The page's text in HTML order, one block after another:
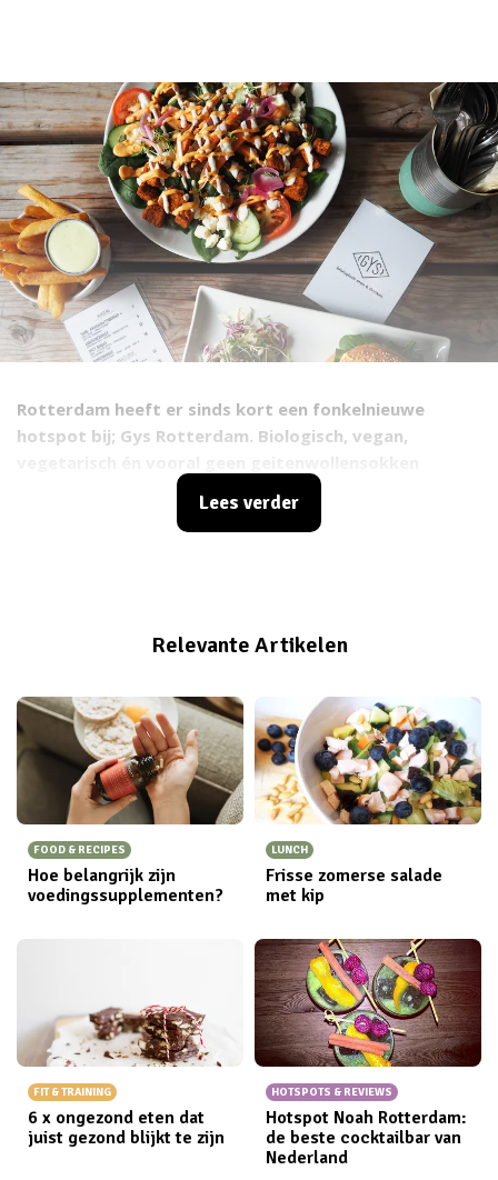
Rotterdam heeft er sinds kort een fonkelnieuwe
hotspot bij; Gys Rotterdam. Biologisch, vegan,
Sounds good, right
? Hoog tijd voor een bezoek
vond ik zo en dus schoven Shelley en ik op een zonnige
Lees verder
Relevante Artikelen
FOOD & RECIPES
Hoe belangrijk zijn
voedingssupplementen?
LUNCH
Frisse zomerse salade
met kip
FIT & TRAINING
6 x ongezond eten dat
juist gezond blijkt te zijn
HOTSPOTS & REVIEWS
Hotspot Noah Rotterdam:
de beste cocktailbar van
Nederland